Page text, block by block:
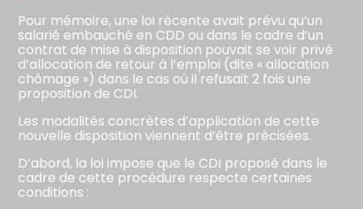
Pour mémoire, une loi récente avait prévu qu’un
salarié embauché en CDD ou dans le cadre d’un
contrat de mise à disposition pouvait se voir privé
d’allocation de retour à l’emploi (dite « allocation
chômage ») dans le cas où il refusait 2 fois une
proposition de CDI.
Les modalités concrètes d’application de cette
nouvelle disposition viennent d’être précisées.
D’abord, la loi impose que le CDI proposé dans le
cadre de cette procédure respecte certaines
conditions :